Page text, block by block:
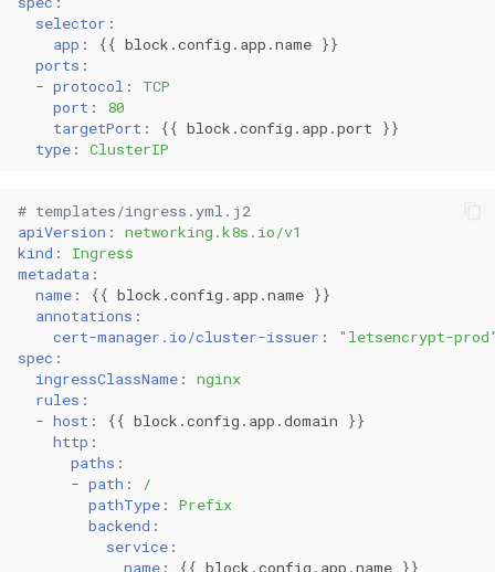
selector :
app : {{ block.config.app.name }}
ports :
- protocol :
TCP
port :
80
targetPort : {{ block.config.app.port
}}
type : ClusterIP
# templates/ingress.yml.j2
apiVersion :
networking.k8s.io/v1
kind :
Ingress
metadata :
name : {{ block.config.app.name }}
annotations :
cert-manager.io/cluster-issuer :
"letsencrypt-
spec :
ingressClassName :
nginx
rules :
- host : {{ block.config.app.domain
}}
http :
paths :
- path :
/
pathType :
Prefix
backend :
service :
name : {{ block.config.app.name }}